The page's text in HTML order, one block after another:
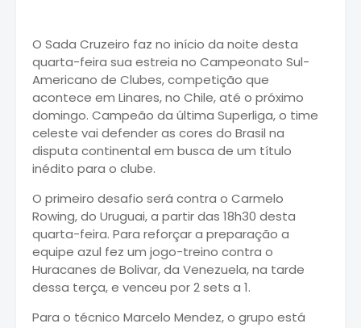
O Sada Cruzeiro faz no início da noite desta
quarta-feira sua estreia no Campeonato Sul-
Americano de Clubes, competição que
acontece em Linares, no Chile, até o próximo
domingo. Campeão da última Superliga, o time
celeste vai defender as cores do Brasil na
disputa continental em busca de um título
inédito para o clube.
O primeiro desafio será contra o Carmelo
Rowing, do Uruguai, a partir das 18h30 desta
quarta-feira. Para reforçar a preparação a
equipe azul fez um jogo-treino contra o
Huracanes de Bolivar, da Venezuela, na tarde
dessa terça, e venceu por 2 sets a 1.
Para o técnico Marcelo Mendez, o grupo está